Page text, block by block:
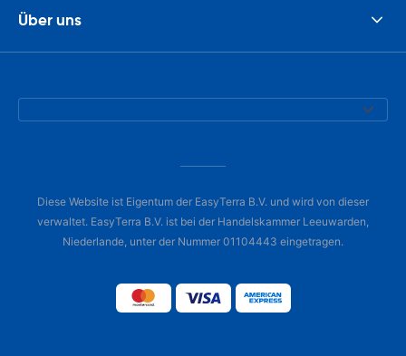
Über uns
Diese Website ist Eigentum der EasyTerra B.V. und wird von dieser
verwaltet. EasyTerra B.V. ist bei der Handelskammer Leeuwarden,
Niederlande, unter der Nummer 01104443 eingetragen.